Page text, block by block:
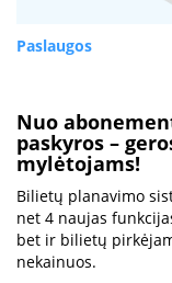
Paslaugos
Nuo
paskyros –
mylėtojams!
Bilietų planavimo
net 4 naujas
bet ir bilietų
nekainuos.